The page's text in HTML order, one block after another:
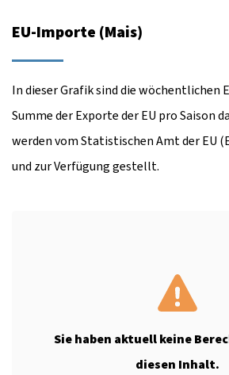
EU-Importe (Mais)
In dieser Grafik sind die wöchentlichen
Summe der Exporte der EU pro Saison
werden vom Statistischen Amt der
und zur Verfügung gestellt.
Sie haben aktuell keine
diesen Inhalt.